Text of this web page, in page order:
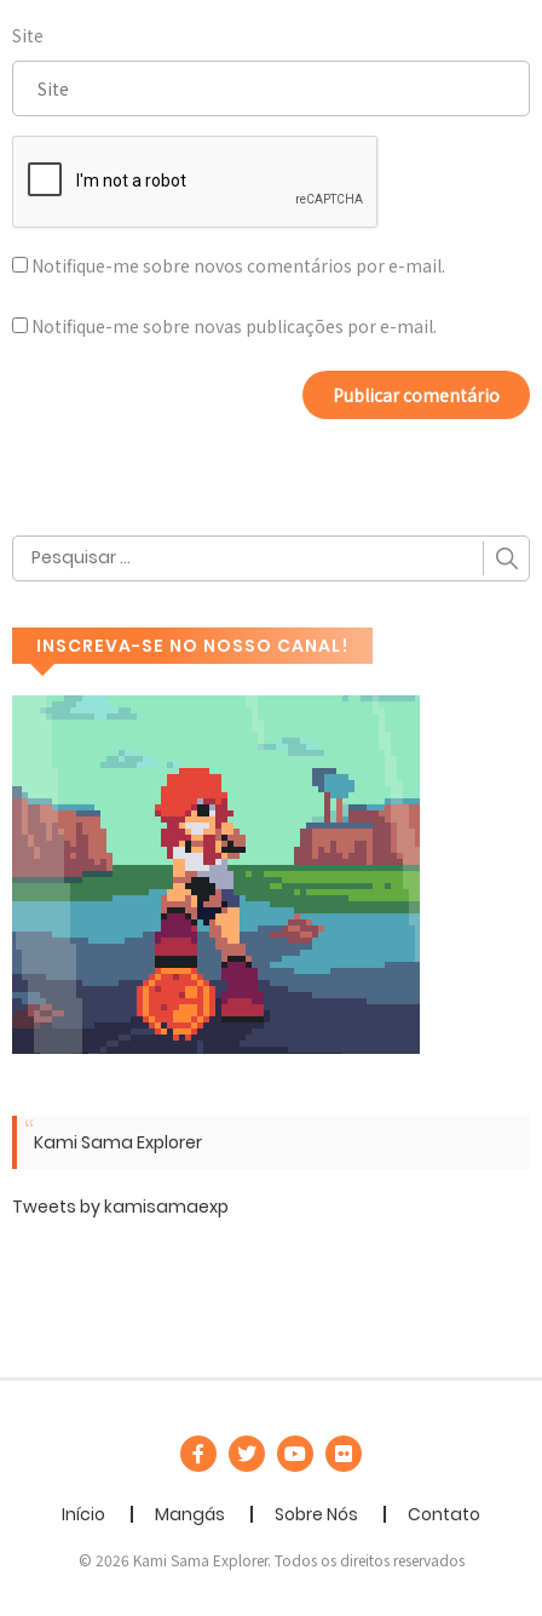
Site
Notifique-me sobre novos comentários por e-mail.
Notifique-me sobre novas publicações por e-mail.
INSCREVA-SE NO NOSSO CANAL!
Kami Sama Explorer
Tweets by kamisamaexp
Início Mangás Sobre Nós Contato
© 2026 Kami Sama Explorer. Todos os direitos reservados